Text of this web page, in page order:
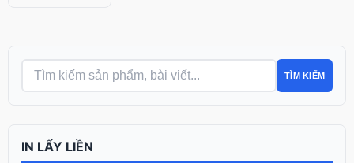
TÌM KIẾM
IN LẤY LIỀN